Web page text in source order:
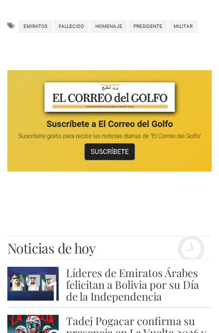
EMIRATOS FALLECIDO HOMENAJE PRESIDENTE MILITAR
Noticias de hoy
1
Líderes de Emiratos Árabes
felicitan a Bolivia por su Día
de la Independencia
Tadej Pogacar confirma su